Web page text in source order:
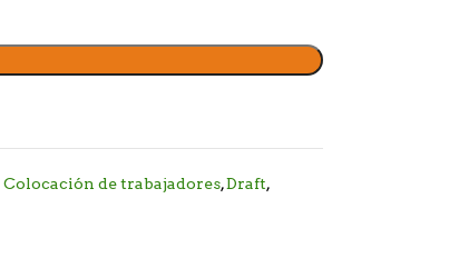
Colocación de trabajadores,Draft,